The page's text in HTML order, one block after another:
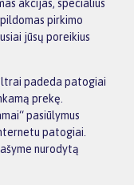
akcijas, specialius
pirkimo
jūsų poreikius
padeda patogiai
prekę.
pasiūlymus
patogiai.
nurodytą